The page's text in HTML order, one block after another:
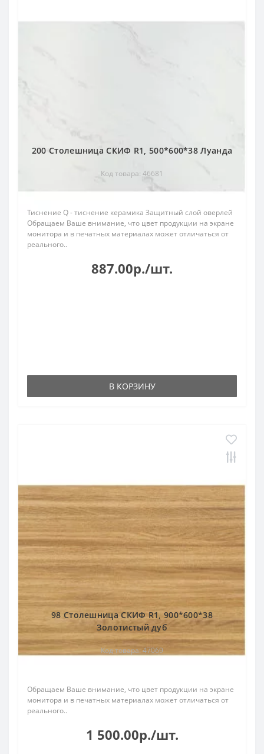
200 Столешница СКИФ R1, 500*600*38 Луанда
Код товара: 46681
Тиснение Q - тиснение керамика Защитный слой оверлей
Обращаем Ваше внимание, что цвет продукции на экране
монитора и в печатных материалах может отличаться от
реального..
887.00р./шт.
В КОРЗИНУ
98 Столешница СКИФ R1, 900*600*38
Золотистый дуб
Код товара: 47069
Обращаем Ваше внимание, что цвет продукции на экране
монитора и в печатных материалах может отличаться от
реального..
1 500.00р./шт.